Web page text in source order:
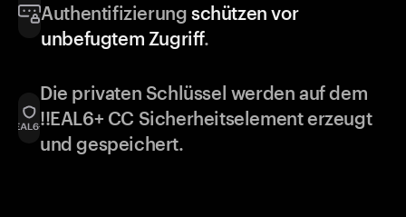
Authentifizierung schützen vor
unbefugtem Zugriff.
Die privaten Schlüssel werden auf dem
!!EAL6+ CC Sicherheitselement erzeugt
und gespeichert.